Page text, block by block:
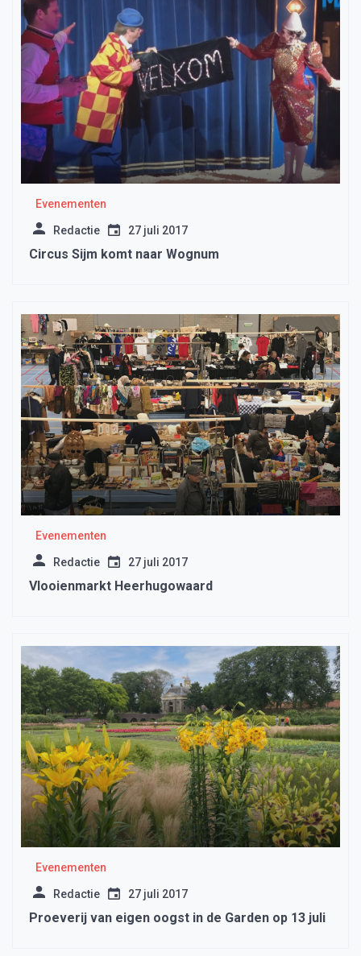
Evenementen
Redactie 27 juli 2017
Circus Sijm komt naar Wognum
Evenementen
Redactie 27 juli 2017
Vlooienmarkt Heerhugowaard
Evenementen
Redactie 27 juli 2017
Proeverij van eigen oogst in de Garden op 13 juli